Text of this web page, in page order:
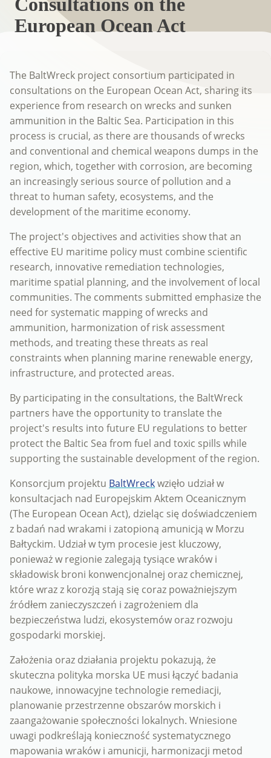
European Ocean Act
The BaltWreck project consortium participated in
consultations on the European Ocean Act, sharing its
experience from research on wrecks and sunken
ammunition in the Baltic Sea. Participation in this
process is crucial, as there are thousands of wrecks
and conventional and chemical weapons dumps in the
region, which, together with corrosion, are becoming
an increasingly serious source of pollution and a
threat to human safety, ecosystems, and the
development of the maritime economy.
The project's objectives and activities show that an
effective EU maritime policy must combine scientific
research, innovative remediation technologies,
maritime spatial planning, and the involvement of local
communities. The comments submitted emphasize the
need for systematic mapping of wrecks and
ammunition, harmonization of risk assessment
methods, and treating these threats as real
constraints when planning marine renewable energy,
infrastructure, and protected areas.
By participating in the consultations, the BaltWreck
partners have the opportunity to translate the
project's results into future EU regulations to better
protect the Baltic Sea from fuel and toxic spills while
supporting the sustainable development of the region.
Konsorcjum projektu BaltWreckwzięło udział w
konsultacjach nad Europejskim Aktem Oceanicznym
(The European Ocean Act), dzieląc się doświadczeniem
z badań nad wrakami i zatopioną amunicją w Morzu
Bałtyckim. Udział w tym procesie jest kluczowy,
ponieważ w regionie zalegają tysiące wraków i
składowisk broni konwencjonalnej oraz chemicznej,
które wraz z korozją stają się coraz poważniejszym
źródłem zanieczyszczeń i zagrożeniem dla
bezpieczeństwa ludzi, ekosystemów oraz rozwoju
gospodarki morskiej.
Założenia oraz działania projektu pokazują, że
skuteczna polityka morska UE musi łączyć badania
naukowe, innowacyjne technologie remediacji,
planowanie przestrzenne obszarów morskich i
zaangażowanie społeczności lokalnych. Wniesione
uwagi podkreślają konieczność systematycznego
mapowania wraków i amunicji, harmonizacji metod